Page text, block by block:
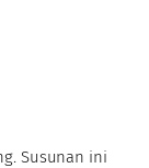
Susunan ini